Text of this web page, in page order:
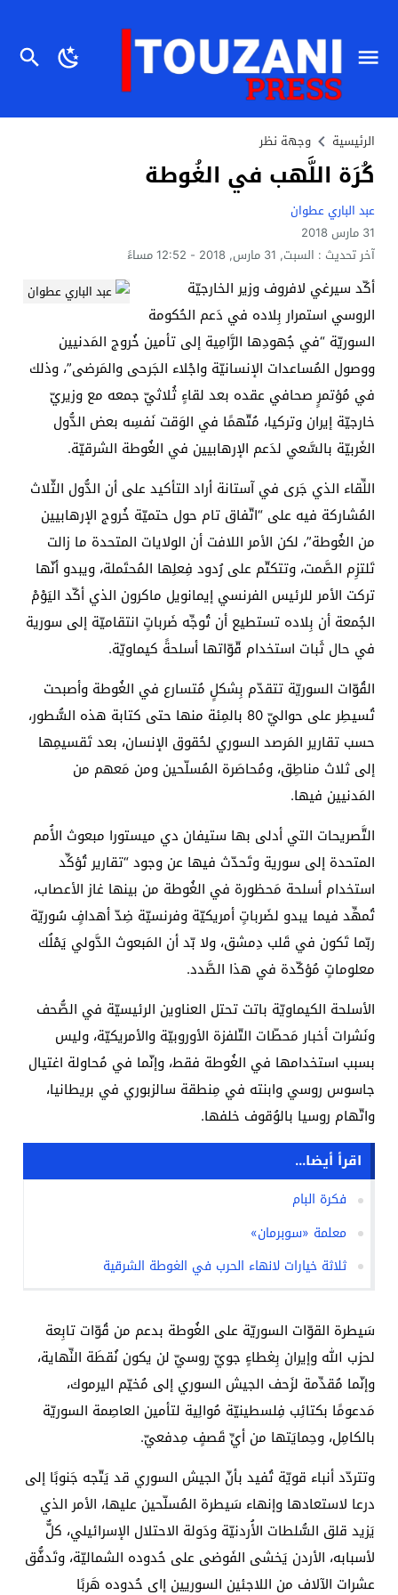
الرئيسية وجهة نظر
كُرَة اللَّهب في الغُوطة
عبد الباري عطوان
31 مارس 2018
آخر تحديث : السبت, 31 مارس, 2018 - 12:52 مساءً
أكّد سيرغي لافروف وزير الخارجيّة
الروسي استمرار بِلاده في دَعم الحُكومة
السوريّة “في جُهودِها الرَّامِية إلى تأمين خُروج المَدنيين
ووصول المُساعدات الإنسانيّة واجْلاء الجَرحى والمَرضى”، وذلك
في مُؤتمرٍ صحافي عقده بعد لقاءٍ ثُلاثيّ جمعه مع وزيريّ
خارجيّة إيران وتركيا، مُتّهمًا في الوَقت نَفسِه بعض الدُّول
الغَربيّة بالسَّعي لدَعم الإرهابيين في الغُوطة الشرقيّة.
اللِّقاء الذي جَرى في آستانة أراد التأكيد على أن الدُّول الثّلاث
المُشاركة فيه على “اتّفاق تام حول حتميّة خُروج الإرهابيين
من الغُوطة”، لكن الأمر اللافت أن الولايات المتحدة ما زالت
تَلتزِم الصَّمت، وتتكتّم على رُدود فِعلِها المُحتَملة، ويبدو أنّها
تركت الأمر للرئيس الفرنسي إيمانويل ماكرون الذي أكّد اليَوْمْ
الجُمعة أن بِلاده تستطيع أن تُوجِّه ضَرباتٍ انتقاميّة إلى سورية
في حال ثَبات استخدام قّوّاتها أسلحةً كيماويّة.
القُوّات السوريّة تتقدّم بِشكلٍ مُتسارع في الغُوطة وأصبحت
تُسيطِر على حواليّ 80 بالمِئة منها حتى كتابة هذه السُّطور،
حسب تقارير المَرصد السوري لحُقوق الإنسان، بعد تَقسيمِها
إلى ثلاث مناطِق، ومُحاصَرة المُسلّحين ومن مَعهم من
المَدنيين فيها.
التَّصريحات التي أدلى بها ستيفان دي ميستورا مبعوث الأُمم
المتحدة إلى سورية وتَحدّث فيها عن وجود “تقارير تُؤكِّد
استخدام أسلحة مَحظورة في الغُوطة من بينها غاز الأعصاب،
تُمهِّد فيما يبدو لضَرباتٍ أمريكيّة وفرنسيّة ضِدّ أهدافٍ سُوريّة
ربّما تَكون في قَلب دِمشق، ولا بّد أن المَبعوث الدَّولي يَمْلُك
معلوماتٍ مُؤكّدة في هذا الصَّدد.
الأسلحة الكيماويّة باتت تحتل العناوين الرئيسيّة في الصُّحف
ونَشرات أخبار مَحطّات التّلفزة الأوروبيّة والأمريكيّة، وليس
بسبب استخدامها في الغُوطة فقط، وإنّما في مُحاولة اغتيال
جاسوس روسي وابنته في مِنطقة سالزبوري في بريطانيا،
واتّهام روسيا بالوُقوف خلفها.
اقرأ أيضا...
فكرة البام
معلمة «سوبرمان»
ثلاثة خيارات لانهاء الحرب في الغوطة الشرقية
سَيطرة القوّات السوريّة على الغُوطة بدعم من قُوّات تابِعة
لحزب الله وإيران بِغطاءٍ جويّ روسيّ لن يكون نُقطَة النِّهاية،
وإنّما مُقدِّمة لزَحف الجيش السوري إلى مُخيّم اليرموك،
مَدعومًا بكتائِب فِلسطينيّة مُوالِية لتأمين العاصِمة السوريّة
بالكامِل، وحِمايَتها من أيِّ قَصفٍ مِدفعيّ.
وتتردّد أنباء قويّة تُفيد بأنّ الجيش السوري قد يَتّجه جَنوبًا إلى
درعا لاستعادها وإنهاء سَيطرة المُسلّحين عليها، الأمر الذي
يَزيد قلق السُّلطات الأُردنيّة ودَولة الاحتلال الإسرائيلي، كلٌّ
لأسبابه، الأردن يَخشى الفَوضى على حُدوده الشماليّة، وتَدفُّق
عشرات الآلاف من اللاجئين السوريين إاى حُدوده هَربًا